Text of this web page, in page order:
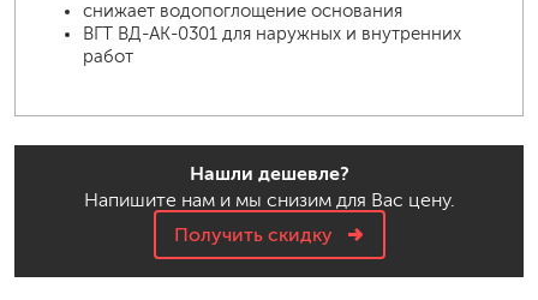
снижает водопоглощение основания
ВГТ ВД-АК-0301 для наружных и внутренних
работ
Нашли дешевле?
Напишите нам и мы снизим для Вас цену.
Получить скидку